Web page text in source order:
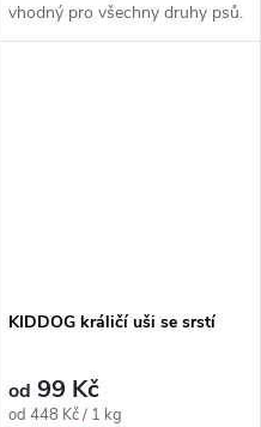
vhodný pro všechny druhy psů.
KIDDOG králičí uši se srstí
od 99 Kč
Měrná
od 448 Kč / 1 kg